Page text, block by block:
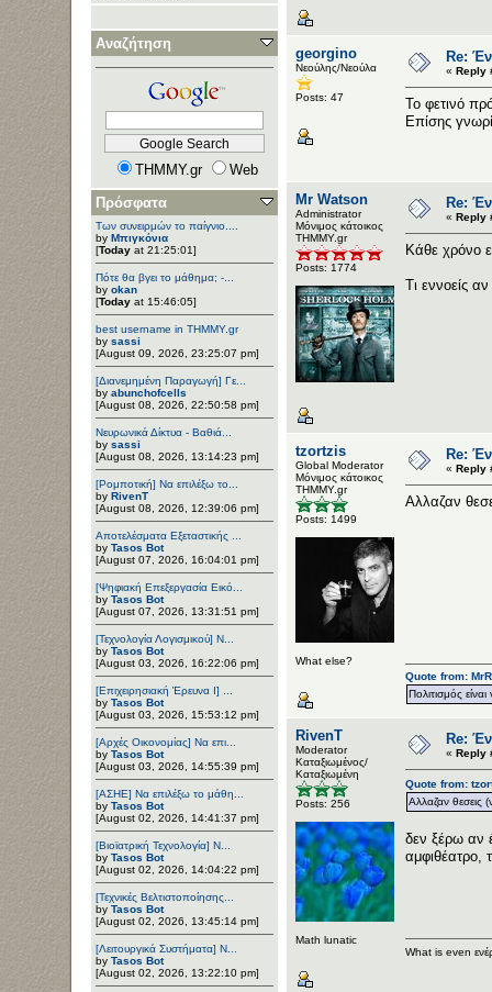
Αναζήτηση
THMMY.gr
Web
Πρόσφατα
Των συνειρμών το παίγνιο....
by Μπιγκόνια
[Today at 21:25:01]
Πότε θα βγει το μάθημα; -...
by okan
[Today at 15:46:05]
best username in THMMY.gr
by sassi
[August 09, 2026, 23:25:07 pm]
[Διανεμημένη Παραγωγή] Γε...
by abunchofcells
[August 08, 2026, 22:50:58 pm]
Νευρωνικά Δίκτυα - Βαθιά...
by sassi
[August 08, 2026, 13:14:23 pm]
[Ρομποτική] Να επιλέξω το...
by RivenT
[August 08, 2026, 12:39:06 pm]
Αποτελέσματα Εξεταστικής ...
by Tasos Bot
[August 07, 2026, 16:04:01 pm]
[Ψηφιακή Επεξεργασία Εικό...
by Tasos Bot
[August 07, 2026, 13:31:51 pm]
[Τεχνολογία Λογισμικού] Ν...
by Tasos Bot
[August 03, 2026, 16:22:06 pm]
[Επιχειρησιακή Έρευνα Ι] ...
by Tasos Bot
[August 03, 2026, 15:53:12 pm]
[Αρχές Οικονομίας] Να επι...
by Tasos Bot
[August 03, 2026, 14:55:39 pm]
[ΑΣΗΕ] Να επιλέξω το μάθη...
by Tasos Bot
[August 02, 2026, 14:41:37 pm]
[Βιοϊατρική Τεχνολογία] Ν...
by Tasos Bot
[August 02, 2026, 14:04:22 pm]
[Τεχνικές Βελτιστοποίησης...
by Tasos Bot
[August 02, 2026, 13:45:14 pm]
[Λειτουργικά Συστήματα] Ν...
by Tasos Bot
[August 02, 2026, 13:22:10 pm]
georgino
Νεούλης/Νεούλα
Posts: 47
Re:
« Reply
Το φετινό
Επίσης
Mr Watson
Administrator
Μόνιμος κάτοικος
ΤΗΜΜΥ.gr
Posts: 1774
Re:
« Reply
Κάθε χρόνο
Τι εννοείς
tzortzis
Global Moderator
Μόνιμος κάτοικος
ΤΗΜΜΥ.gr
Posts: 1499
What else?
Re:
« Reply
Αλλαζαν
Quote from:
Πολιτισμός
RivenT
Moderator
Καταξιωμένος/
Καταξιωμένη
Posts: 256
Math lunatic
Re:
« Reply
Quote from:
Αλλαζαν θεσεις
δεν ξέρω αν
αμφιθέατρο,
What is even